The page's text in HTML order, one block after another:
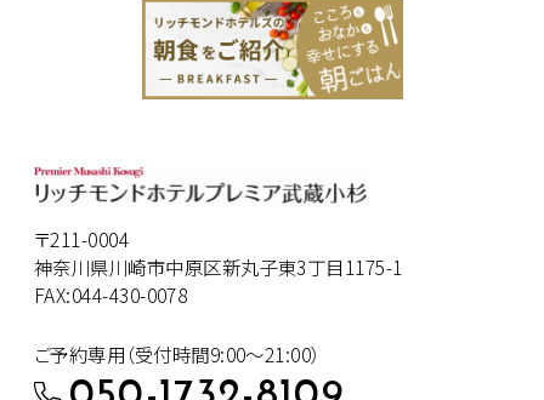
〒211-0004
神奈川県川崎市中原区新丸子東3丁目1175-1
FAX:044-430-0078
ご予約専用（受付時間9:00～21:00）